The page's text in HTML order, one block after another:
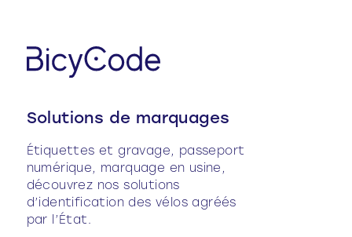
Solutions de marquages
Étiquettes et gravage, passeport
numérique, marquage en usine,
découvrez nos solutions
d’identification des vélos agréés
par l’État.